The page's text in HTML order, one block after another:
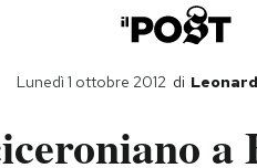
di
Lunedì 1 ottobre 2012
a